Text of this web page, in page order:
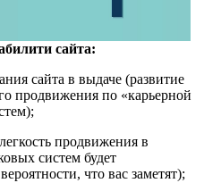
сайта:
сайта в выдаче (развитие
продвижения по «карьерной
продвижения в
систем будет
что вас заметят);